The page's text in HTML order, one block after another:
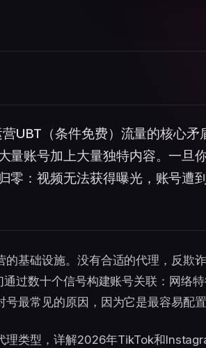
UBT（条件免费）流量的核心
量账号加上大量独特内容。一旦
零：视频无法获得曝光，账号遭
的基础设施。没有合适的代理，反欺
过数十个信号构建账号关联：网络
号最常见的原因，因为它是最容易配置
理类型，详解2026年TikTok和